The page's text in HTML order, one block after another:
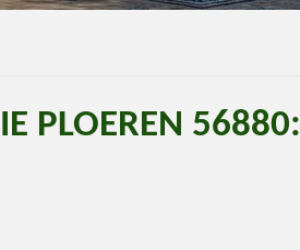
PLOEREN 56880: